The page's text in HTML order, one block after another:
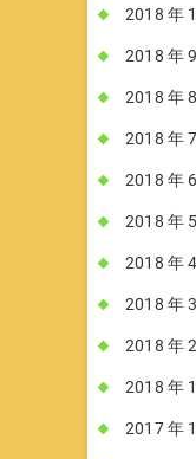
2018 年
2018 年
2018 年
2018 年
2018 年
2018 年
2018 年
2018 年
2018 年
2018 年
2017 年